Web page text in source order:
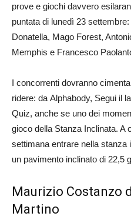
prove e giochi davvero
puntata di lunedì 23
Donatella, Mago Forest,
Memphis e Francesco
I concorrenti dovranno
ridere: da Alphabody, Segui il
Quiz, anche se uno dei
gioco della Stanza Inclinata. A
settimana entrare nella stanza
un pavimento inclinato di 22,5
Maurizio Costanzo
Martino